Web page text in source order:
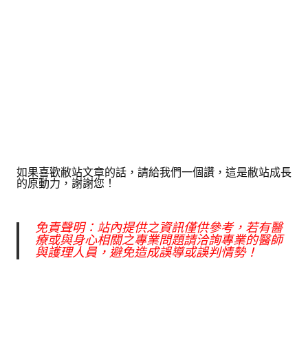
如果喜歡敝站文章的話，請給我們一個讚，這是敝站成長
的原動力，謝謝您！
免責聲明：站內提供之資訊僅供參考，若有醫
療或與身心相關之專業問題請洽詢專業的醫師
與護理人員，避免造成誤導或誤判情勢！